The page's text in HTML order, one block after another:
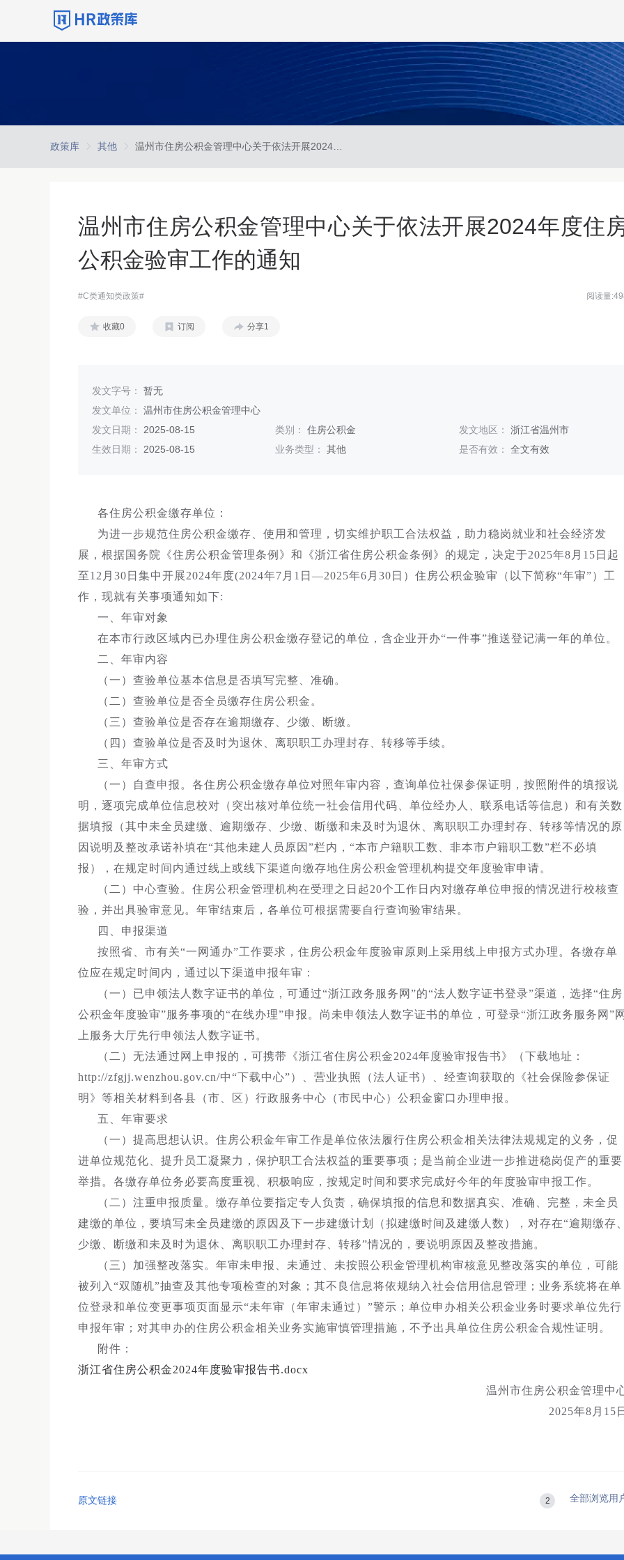
政策库 其他
温州市住房公积金管理中心关于依法开展2024年度住
公积金验审工作的通知
#C类通知类政策# 阅读量
收藏0 订阅 分享1
发文字号： 暂无
发文单位： 温州市住房公积金管理中心
发文日期： 2025-08-15 类别：住房公积金 发文地区： 浙江省温州市
生效日期： 2025-08-15 业务类型：其他 是否有效： 全文有效
各住房公积金缴存单位：
为进一步规范住房公积金缴存、使用和管理，切实维护职工合法权益，助力稳岗就业和社会经济发
展，根据国务院《住房公积金管理条例》和《浙江省住房公积金条例》的规定，决定于2025年8月15日起
至12月30日集中开展2024年度(2024年7月1日—2025年6月30日）住房公积金验审（以下简称“年审”）工
作，现就有关事项通知如下:
一、年审对象
在本市行政区域内已办理住房公积金缴存登记的单位，含企业开办“一件事”推送登记满一年的单位。
二、年审内容
（一）查验单位基本信息是否填写完整、准确。
（二）查验单位是否全员缴存住房公积金。
（三）查验单位是否存在逾期缴存、少缴、断缴。
（四）查验单位是否及时为退休、离职职工办理封存、转移等手续。
三、年审方式
（一）自查申报。各住房公积金缴存单位对照年审内容，查询单位社保参保证明，按照附件的填报说
明，逐项完成单位信息校对（突出核对单位统一社会信用代码、单位经办人、联系电话等信息）和有关数
据填报（其中未全员建缴、逾期缴存、少缴、断缴和未及时为退休、离职职工办理封存、转移等情况的原
因说明及整改承诺补填在“其他未建人员原因”栏内，“本市户籍职工数、非本市户籍职工数”栏不必填
报），在规定时间内通过线上或线下渠道向缴存地住房公积金管理机构提交年度验审申请。
（二）中心查验。住房公积金管理机构在受理之日起20个工作日内对缴存单位申报的情况进行校核查
验，并出具验审意见。年审结束后，各单位可根据需要自行查询验审结果。
四、申报渠道
按照省、市有关“一网通办”工作要求，住房公积金年度验审原则上采用线上申报方式办理。各缴存单
位应在规定时间内，通过以下渠道申报年审：
（一）已申领法人数字证书的单位，可通过“浙江政务服务网”的“法人数字证书登录”渠道，选择“住房
公积金年度验审”服务事项的“在线办理”申报。尚未申领法人数字证书的单位，可登录“浙江政务服务网”
上服务大厅先行申领法人数字证书。
（二）无法通过网上申报的，可携带《浙江省住房公积金2024年度验审报告书》（下载地址：
http://zfgjj.wenzhou.gov.cn/中“下载中心”）、营业执照（法人证书）、经查询获取的《社会保险参保证
明》等相关材料到各县（市、区）行政服务中心（市民中心）公积金窗口办理申报。
五、年审要求
（一）提高思想认识。住房公积金年审工作是单位依法履行住房公积金相关法律法规规定的义务，促
进单位规范化、提升员工凝聚力，保护职工合法权益的重要事项；是当前企业进一步推进稳岗促产的重要
举措。各缴存单位务必要高度重视、积极响应，按规定时间和要求完成好今年的年度验审申报工作。
（二）注重申报质量。缴存单位要指定专人负责，确保填报的信息和数据真实、准确、完整，未全员
建缴的单位，要填写未全员建缴的原因及下一步建缴计划（拟建缴时间及建缴人数），对存在“逾期缴存
少缴、断缴和未及时为退休、离职职工办理封存、转移”情况的，要说明原因及整改措施。
（三）加强整改落实。年审未申报、未通过、未按照公积金管理机构审核意见整改落实的单位，可能
被列入“双随机”抽查及其他专项检查的对象；其不良信息将依规纳入社会信用信息管理；业务系统将在单
位登录和单位变更事项页面显示“未年审（年审未通过）”警示；单位申办相关公积金业务时要求单位先行
申报年审；对其申办的住房公积金相关业务实施审慎管理措施，不予出具单位住房公积金合规性证明。
附件：
浙江省住房公积金2024年度验审报告书.docx
温州市住房公积金管理中
2025年8月15
原文链接 2 全部浏览用